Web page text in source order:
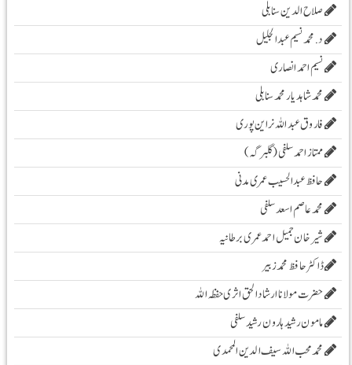
صلاح الدین سنابلی
د. محمد نسیم عبد الجلیل
نسیم احمد انصاری
محمد شاہد یار محمد سنابلی
فاروق عبد اللہ نراین پوری
ممتاز احمد سلفی (گلبرگہ)
حافظ عبدالحسیب عمری مدنی
محمد عاصم اسعد سلفی
شیرخان جمیل احمد عمری برطانیہ
ڈاکٹر حافظ محمد زبیر
حضرت مولانا ارشادا لحق اثری حفظہ اللہ
مامون رشید ہارون رشید سلفی
محمد محب اللہ سیف الدین المحمدی